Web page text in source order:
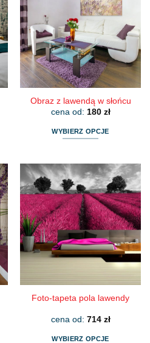
Opcje
można
wybrać
na
stronie
produktu
Obraz z lawendą w słońcu
cena od: 180 zł
WYBIERZ OPCJE
ma
wiele
wariantów.
Opcje
można
wybrać
na
stronie
Foto-tapeta pola lawendy
cena od: 714 zł
WYBIERZ OPCJE